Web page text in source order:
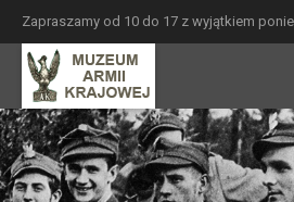
Zapraszamy od 10 do 17 z wyjątkiem